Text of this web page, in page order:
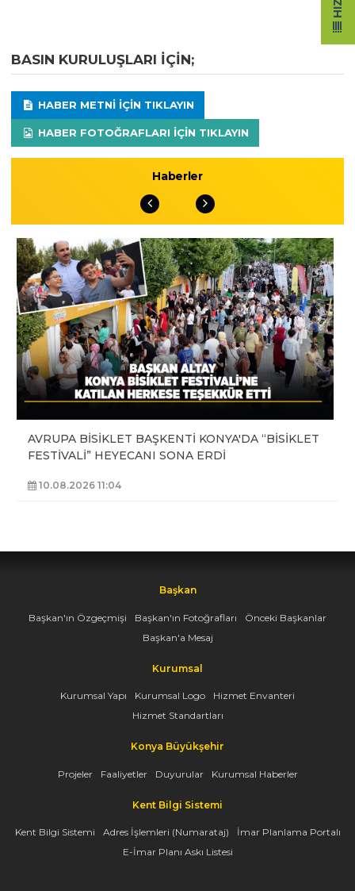
BASIN KURULUŞLARI IÇIN;
HABER METNI IÇIN TIKLAYIN
HABER FOTOĞRAFLARI IÇIN TIKLAYIN
Haberler
AVRUPA BİSİKLET BAŞKENTİ KONYA'DA “BİSİKLET
FESTİVALİ” HEYECANI SONA ERDİ
10.08.2026 11:04
Başkan
Başkan'ın Özgeçmişi Başkan'ın Fotoğrafları
Önceki Başkanlar
Başkan'a Mesaj
Kurumsal
Kurumsal Yapı Kurumsal Logo
Hizmet Envanteri
Hizmet Standartları
Konya Büyükşehir
Projeler Faaliyetler Duyurular Kurumsal Haberler
Kent Bilgi Sistemi
Kent Bilgi Sistemi Adres İşlemleri (Numarataj)
İmar Planlama Portalı
E-İmar Planı Askı Listesi